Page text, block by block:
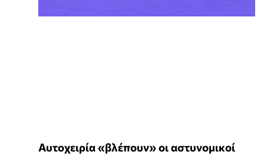
Αυτοχειρία «βλέπουν» οι αστυνομικοί